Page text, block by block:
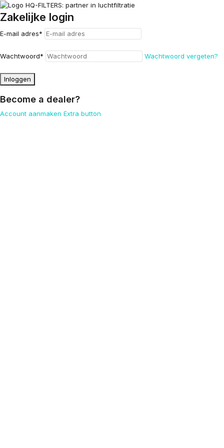
Zakelijke login
E-mail adres*
Wachtwoord* Wachtwoord vergeten?
Inloggen
Become a dealer?
Account aanmaken Extra button